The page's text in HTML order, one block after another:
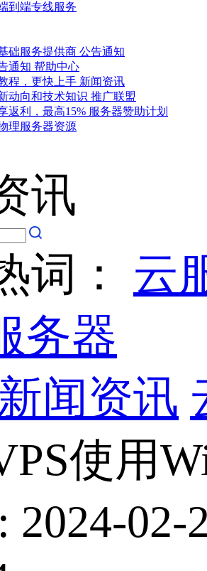
到端专线服务
础服务提供商 公告通知
通知 帮助中心
程，更快上手 新闻资讯
动向和技术知识 推广联盟
返利，最高15% 服务器赞助计划
理服务器资源
讯
词： 云
务器
新闻资讯
使用
2024-02-